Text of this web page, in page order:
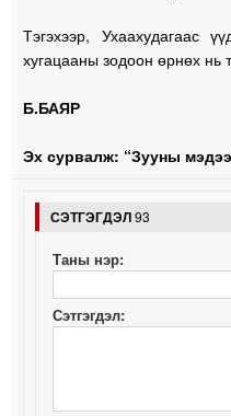
Тэгэхээр, Ухаахудагаас
хугацааны зодоон өрнөх
Б.БАЯР
Эх сурвалж: “Зууны
СЭТГЭГДЭЛ93
Таны нэр:
Сэтгэгдэл: